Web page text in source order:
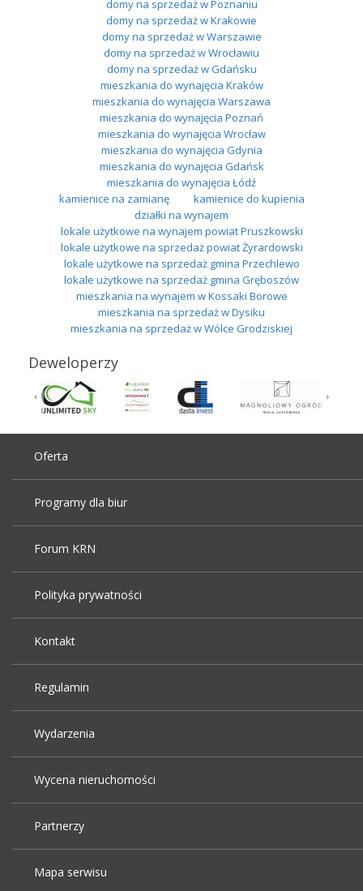
domy na sprzedaż w Poznaniu
domy na sprzedaż w Krakowie
domy na sprzedaż w Warszawie
domy na sprzedaż w Wrocławiu
domy na sprzedaż w Gdańsku
mieszkania do wynajęcia Kraków
mieszkania do wynajęcia Warszawa
mieszkania do wynajęcia Poznań
mieszkania do wynajęcia Wrocław
mieszkania do wynajęcia Gdynia
mieszkania do wynajęcia Gdańsk
mieszkania do wynajęcia Łódź
kamienice na zamianę
kamienice do kupienia
działki na wynajem
lokale użytkowe na wynajem powiat Pruszkowski
lokale użytkowe na sprzedaż powiat Żyrardowski
lokale użytkowe na sprzedaż gmina Przechlewo
lokale użytkowe na sprzedaż gmina Gręboszów
mieszkania na wynajem w Kossaki Borowe
mieszkania na sprzedaż w Dysiku
mieszkania na sprzedaż w Wólce Grodziskiej
Deweloperzy
Oferta
Programy dla biur
Forum KRN
Polityka prywatności
Kontakt
Regulamin
Wydarzenia
Wycena nieruchomości
Partnerzy
Mapa serwisu